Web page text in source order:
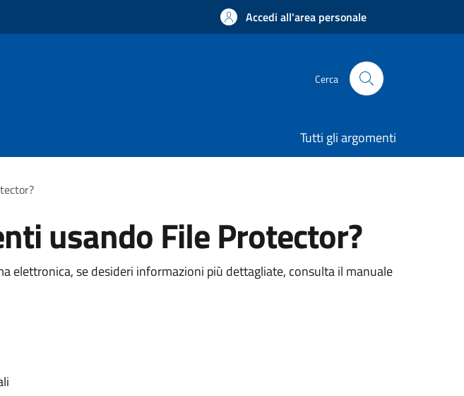
Accedi all'area personale
Cerca
Tutti gli argomenti
usando File Protector?
elettronica, se desideri informazioni più dettagliate, consulta il manuale